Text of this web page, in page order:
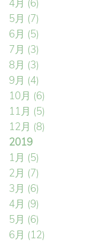
4月 (6)
5月 (7)
6月 (5)
7月 (3)
8月 (3)
9月 (4)
10月 (6)
11月 (5)
12月 (8)
2019
1月 (5)
2月 (7)
3月 (6)
4月 (9)
5月 (6)
6月 (12)